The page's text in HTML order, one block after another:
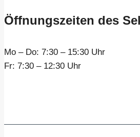
Öffnungszeiten des
Mo – Do: 7:30 – 15:30 Uhr
Fr: 7:30 – 12:30 Uhr